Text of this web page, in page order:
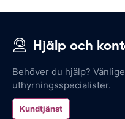
Hjälp och
Behöver du hjälp?
uthyrningsspecialister.
Kundtjänst